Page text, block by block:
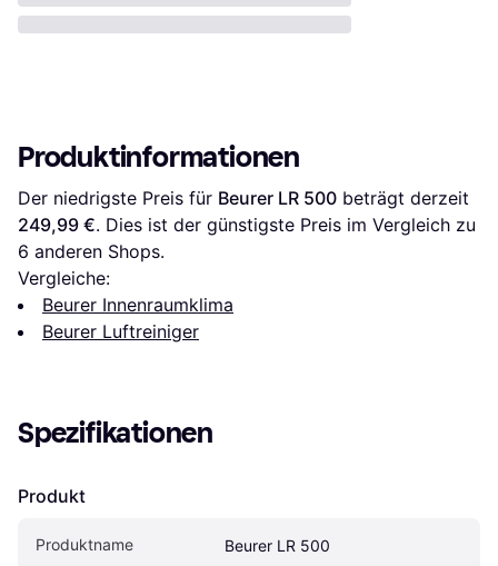
Produktinformationen
Der niedrigste Preis für Beurer LR 500
249,99 €
6 anderen Shops.
Vergleiche:
Beurer Innenraumklima
Beurer Luftreiniger
Spezifikationen
Produkt
Produktname Beurer LR 500